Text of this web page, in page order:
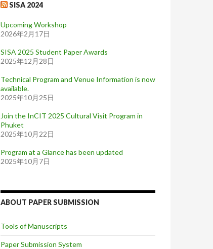
SISA 2024
Upcoming Workshop
2026年2月17日
SISA 2025 Student Paper Awards
2025年12月28日
Technical Program and Venue Information is now
available.
2025年10月25日
Join the InCIT 2025 Cultural Visit Program in
Phuket
2025年10月22日
Program at a Glance has been updated
2025年10月7日
ABOUT PAPER SUBMISSION
Tools of Manuscripts
Paper Submission System